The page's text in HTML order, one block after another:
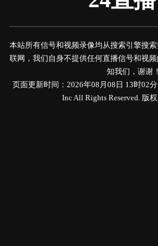
本站所有信号和视频录像均从搜索引擎搜
联网，我们自身不提供任何直播信号和视
知我们，谢谢！
页面更新时间：2026年08月08日 13时02
Inc All Rights Reserved. 版